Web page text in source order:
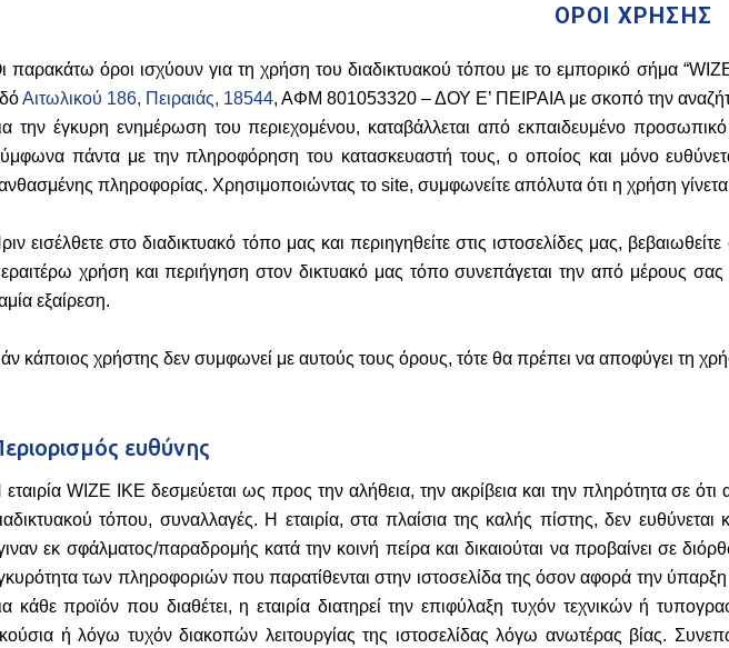
ΟΡΟΙ ΧΡΗΣΗΣ
παρακάτω όροι ισχύουν για τη χρήση του διαδικτυακού τόπου με το εμπορικό σήμα
Αιτωλικού 186, Πειραιάς, 18544, ΑΦΜ 801053320 – ΔΟΥ Ε’ ΠΕΙΡΑΙΑ με σκοπό την
την έγκυρη ενημέρωση του περιεχομένου, καταβάλλεται από εκπαιδευμένο
πάντα με την πληροφόρηση του κατασκευαστή τους, ο οποίος και μόνο
πληροφορίας. Χρησιμοποιώντας το site, συμφωνείτε απόλυτα ότι η χρήση
εισέλθετε στο διαδικτυακό τόπο μας και περιηγηθείτε στις ιστοσελίδες μας,
χρήση και περιήγηση στον δικτυακό μας τόπο συνεπάγεται την από μέρους
εξαίρεση.
κάποιος χρήστης δεν συμφωνεί με αυτούς τους όρους, τότε θα πρέπει να αποφύγει τη
ευθύνης
WIZE IKE δεσμεύεται ως προς την αλήθεια, την ακρίβεια και την πληρότητα σε
τόπου, συναλλαγές. Η εταιρία, στα πλαίσια της καλής πίστης, δεν
εκ σφάλματος/παραδρομής κατά την κοινή πείρα και δικαιούται να προβαίνει σε
των πληροφοριών που παρατίθενται στην ιστοσελίδα της όσον αφορά την
κάθε προϊόν που διαθέτει, η εταιρία διατηρεί την επιφύλαξη τυχόν τεχνικών ή
ή λόγω τυχόν διακοπών λειτουργίας της ιστοσελίδας λόγω ανωτέρας βίας.